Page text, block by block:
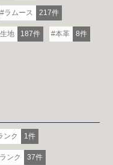
ラムース 217件
地 187件 本革 8件
ンク 1件
Iランク 37件